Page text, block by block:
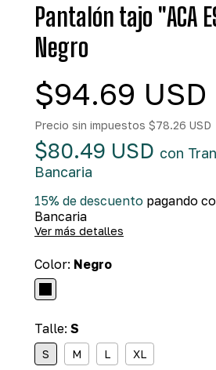
Pantalón tajo "ACA
Negro
$94.69 USD
Precio sin impuestos $78.26 USD
$80.49 USD con
Bancaria
15% de descuento pagando
Bancaria
Ver más detalles
Color: Negro
Talle: S
S M L XL